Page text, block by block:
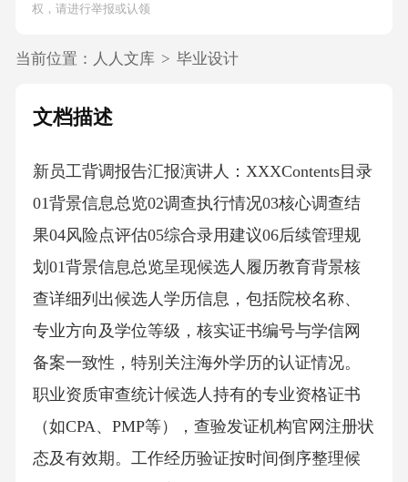
权，请进行举报或认领
当前位置： 人人文库 > 毕业设计
文档描述
新员工背调报告汇报演讲人：XXXContents目录
01背景信息总览02调查执行情况03核心调查结
果04风险点评估05综合录用建议06后续管理规
划01背景信息总览呈现候选人履历教育背景核
查详细列出候选人学历信息，包括院校名称、
专业方向及学位等级，核实证书编号与学信网
备案一致性，特别关注海外学历的认证情况。
职业资质审查统计候选人持有的专业资格证书
（如CPA、PMP等），查验发证机构官网注册状
态及有效期。工作经历验证按时间倒序整理候